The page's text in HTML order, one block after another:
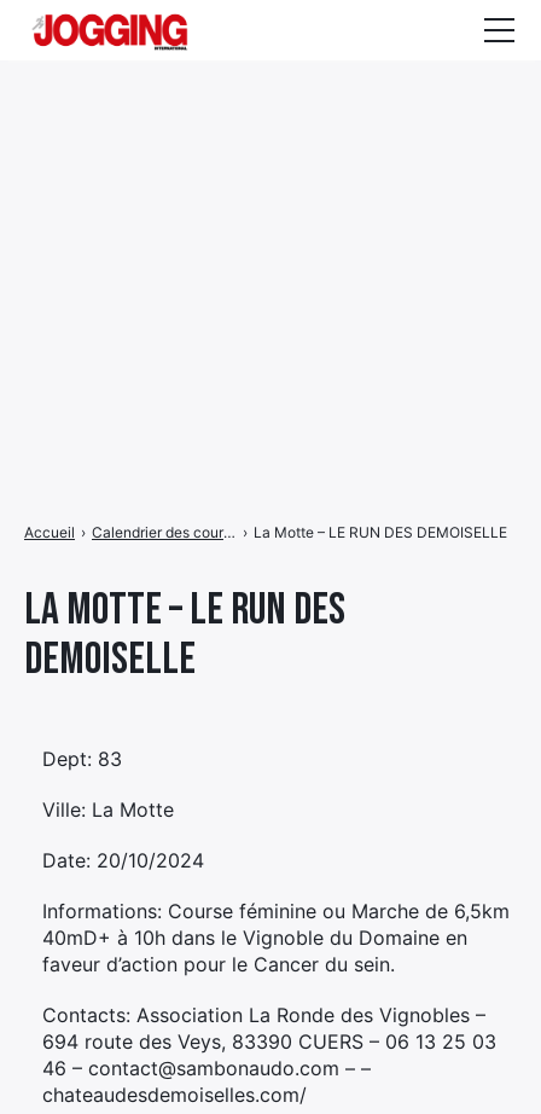
La Motte – LE RUN DES
DEMOISELLE
Accueil › Calendrier des courses › La Motte – LE RUN DES DEMOISELLE
Dept: 83
Ville: La Motte
Date: 20/10/2024
Informations: Course féminine ou Marche de 6,5km
40mD+ à 10h dans le Vignoble du Domaine en
faveur d’action pour le Cancer du sein.
Contacts: Association La Ronde des Vignobles –
694 route des Veys, 83390 CUERS – 06 13 25 03
46 – contact@sambonaudo.com – –
chateaudesdemoiselles.com/
de
ÉlémentÉlément